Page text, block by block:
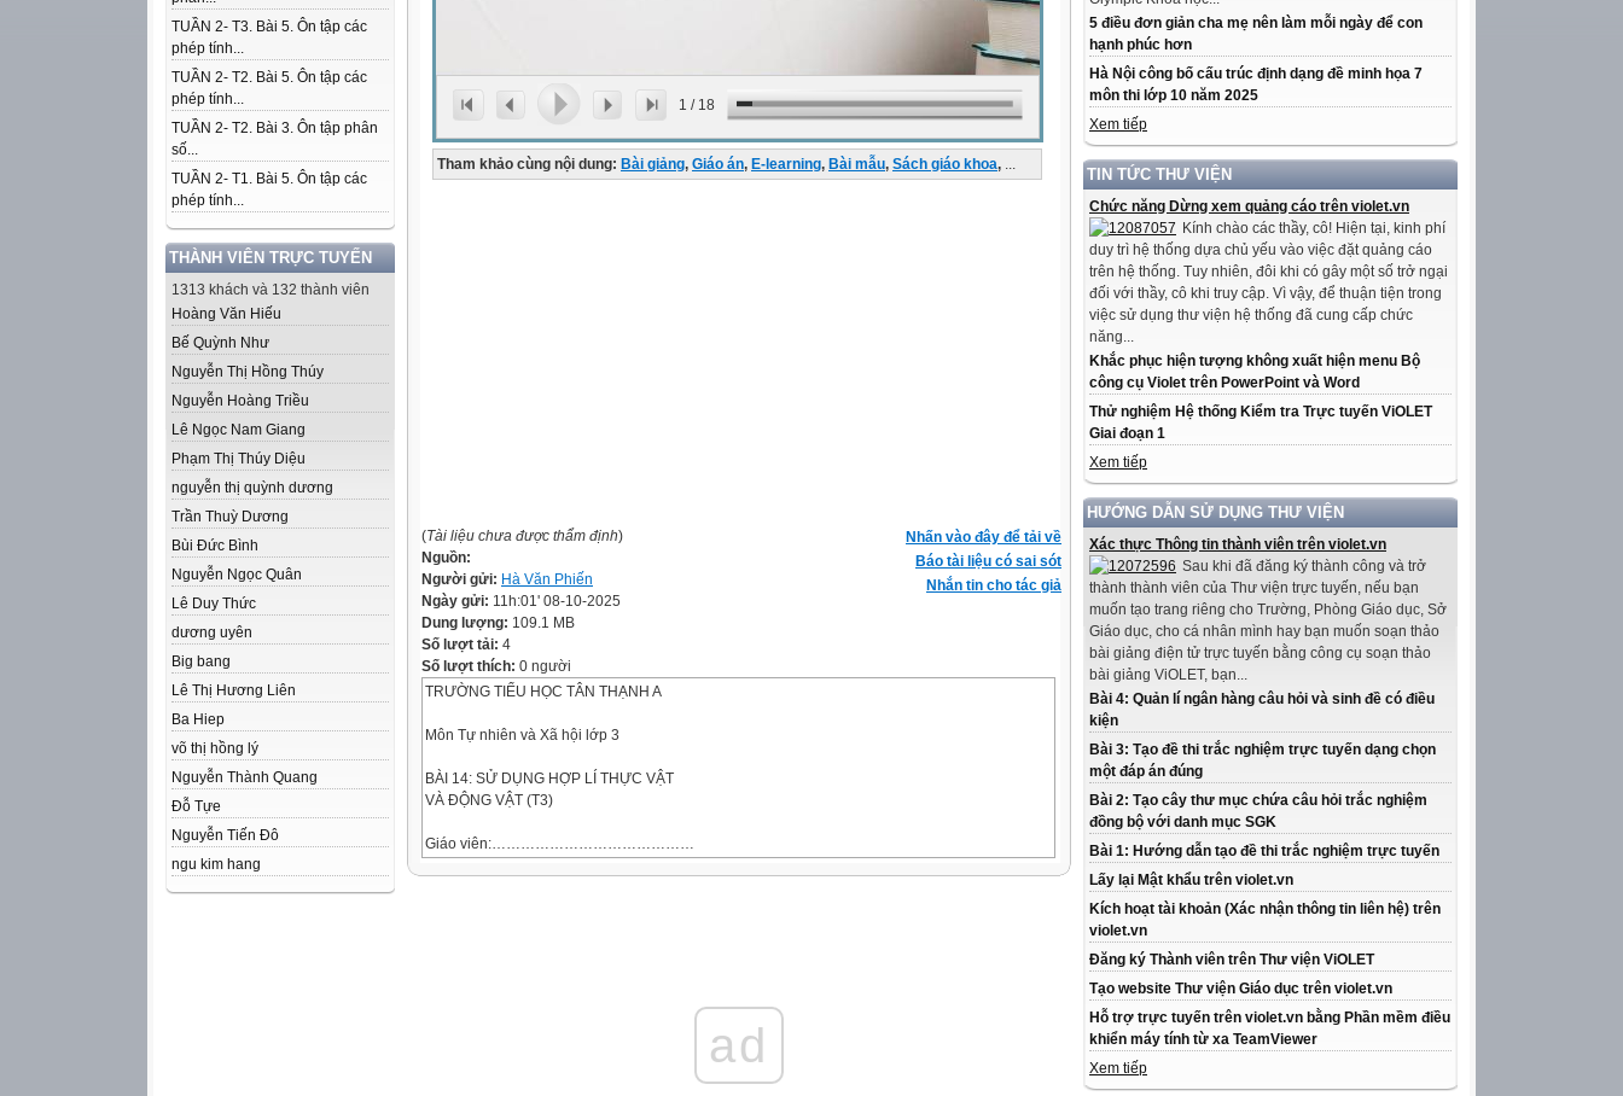
TUẦN 2- T3. Bài 5. Ôn tập các
phép tính...
TUẦN 2- T2. Bài 5. Ôn tập các
phép tính...
TUẦN 2- T2. Bài 3. Ôn tập phân
số...
TUẦN 2- T1. Bài 5. Ôn tập các
phép tính...
THÀNH VIÊN TRỰC TUYẾN
1313 khách và 132 thành viên
Hoàng Văn Hiếu
Bế Quỳnh Như
Nguyễn Thị Hồng Thúy
Nguyễn Hoàng Triều
Lê Ngọc Nam Giang
Phạm Thị Thúy Diệu
nguyễn thị quỳnh dương
Trần Thuỳ Dương
Bùi Đức Bình
Nguyễn Ngọc Quân
Lê Duy Thức
dương uyên
Big bang
Lê Thị Hương Liên
Ba Hiep
võ thị hồng lý
Nguyễn Thành Quang
Đỗ Tựe
Nguyễn Tiến Đô
ngu kim hang
5 điều đơn giản cha mẹ nên làm mỗi ngày để con
hạnh phúc hơn
Hà Nội công bố cấu trúc định dạng đề minh họa 7
môn thi lớp 10 năm 2025
Xem tiếp
TIN TỨC THƯ VIỆN
Chức năng Dừng xem quảng cáo trên violet.vn
Kính chào các thầy, cô! Hiện tại, kinh phí
duy trì hệ thống dựa chủ yếu vào việc đặt quảng cáo
trên hệ thống. Tuy nhiên, đôi khi có gây một số trở ngại
đối với thầy, cô khi truy cập. Vì vậy, để thuận tiện trong
việc sử dụng thư viện hệ thống đã cung cấp chức
năng...
Khắc phục hiện tượng không xuất hiện menu Bộ
công cụ Violet trên PowerPoint và Word
Thử nghiệm Hệ thống Kiểm tra Trực tuyến ViOLET
Giai đoạn 1
Xem tiếp
HƯỚNG DẪN SỬ DỤNG THƯ VIỆN
Xác thực Thông tin thành viên trên violet.vn
Sau khi đã đăng ký thành công và trở
thành thành viên của Thư viện trực tuyến, nếu bạn
muốn tạo trang riêng cho Trường, Phòng Giáo dục, Sở
Giáo dục, cho cá nhân mình hay bạn muốn soạn thảo
bài giảng điện tử trực tuyến bằng công cụ soạn thảo
bài giảng ViOLET, bạn...
Bài 4: Quản lí ngân hàng câu hỏi và sinh đề có điều
kiện
Bài 3: Tạo đề thi trắc nghiệm trực tuyến dạng chọn
một đáp án đúng
Bài 2: Tạo cây thư mục chứa câu hỏi trắc nghiệm
đồng bộ với danh mục SGK
Bài 1: Hướng dẫn tạo đề thi trắc nghiệm trực tuyến
Lấy lại Mật khẩu trên violet.vn
Kích hoạt tài khoản (Xác nhận thông tin liên hệ) trên
violet.vn
Đăng ký Thành viên trên Thư viện ViOLET
Tạo website Thư viện Giáo dục trên violet.vn
Hỗ trợ trực tuyến trên violet.vn bằng Phần mềm điều
khiển máy tính từ xa TeamViewer
Xem tiếp
1 / 18
Tham khảo cùng nội dung: Bài giảng, Giáo án, E-learning, Bài mẫu, Sách giáo khoa, ...
Nhấn vào đây để tải về
Báo tài liệu có sai sót
Nhắn tin cho tác giả
(Tài liệu chưa được thẩm định)
Nguồn:
Người gửi: Hà Văn Phiến
Ngày gửi: 11h:01' 08-10-2025
Dung lượng: 109.1 MB
Số lượt tải: 4
Số lượt thích: 0 người
TRƯỜNG TIỂU HỌC TÂN THẠNH A
Môn Tự nhiên và Xã hội lớp 3
BÀI 14: SỬ DỤNG HỢP LÍ THỰC VẬT
VÀ ĐỘNG VẬT (T3)
Giáo viên:……………………………………
- Năng lực tự chủ, tự học: Có biểu hiện chú ý học tập, tự giác tìm hiểu bài để hoàn thành tốt nội
ad